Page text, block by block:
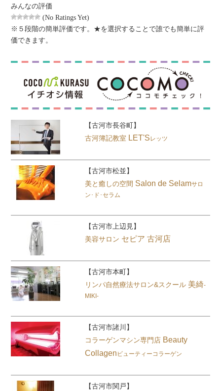
みんなの評価
(No Ratings Yet)
※５段階の簡単評価です。★を選択することで誰でも簡単に評
価できます。